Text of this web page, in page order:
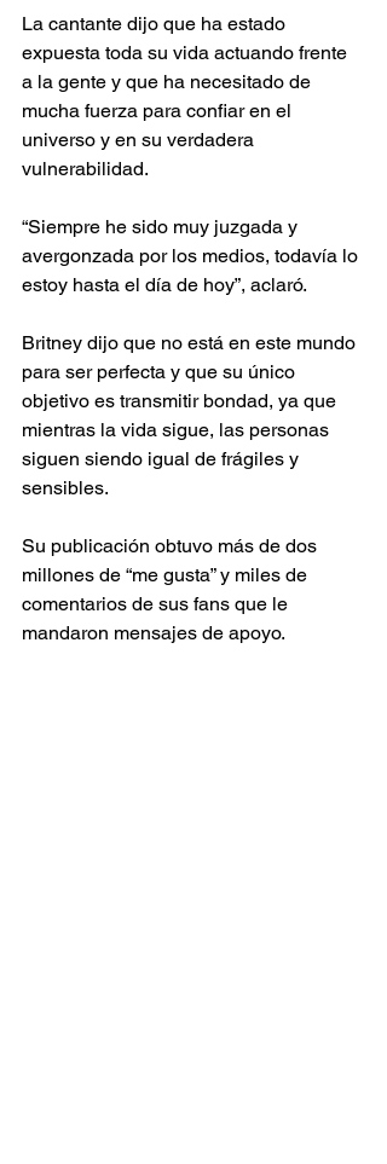
La cantante dijo que ha estado
expuesta toda su vida actuando frente
a la gente y que ha necesitado de
mucha fuerza para confiar en el
universo y en su verdadera
vulnerabilidad.
“Siempre he sido muy juzgada y
avergonzada por los medios, todavía lo
estoy hasta el día de hoy”, aclaró.
Britney dijo que no está en este mundo
para ser perfecta y que su único
objetivo es transmitir bondad, ya que
mientras la vida sigue, las personas
siguen siendo igual de frágiles y
sensibles.
Su publicación obtuvo más de dos
millones de “me gusta” y miles de
comentarios de sus fans que le
mandaron mensajes de apoyo.